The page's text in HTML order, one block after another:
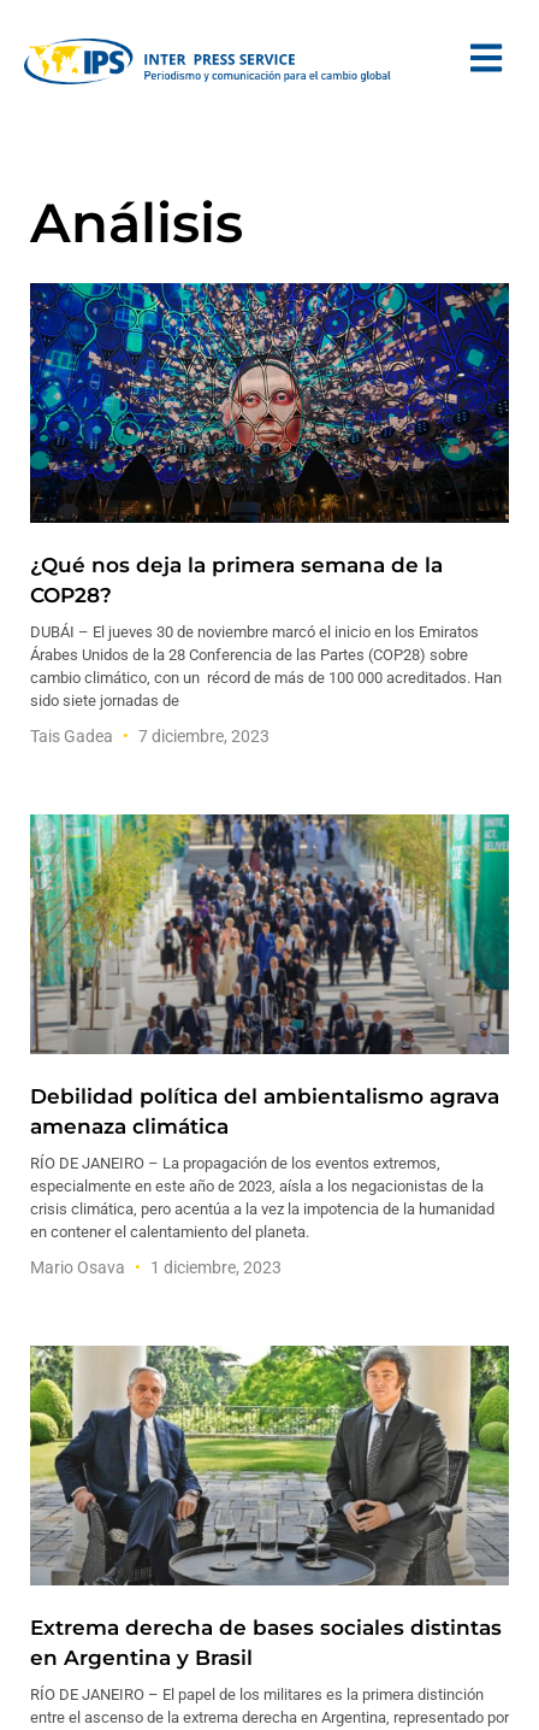
Análisis
¿Qué nos deja la primera semana de la
COP28?
DUBÁI – El jueves 30 de noviembre marcó el inicio en los Emiratos
Árabes Unidos de la 28 Conferencia de las Partes (COP28) sobre
cambio climático, con un récord de más de 100 000 acreditados. Han
sido siete jornadas de
Tais Gadea 7 diciembre, 2023
Debilidad política del ambientalismo agrava
amenaza climática
RÍO DE JANEIRO – La propagación de los eventos extremos,
especialmente en este año de 2023, aísla a los negacionistas de la
crisis climática, pero acentúa a la vez la impotencia de la humanidad
en contener el calentamiento del planeta.
Mario Osava 1 diciembre, 2023
Extrema derecha de bases sociales distintas
en Argentina y Brasil
RÍO DE JANEIRO – El papel de los militares es la primera distinción
entre el ascenso de la extrema derecha en Argentina, representado por